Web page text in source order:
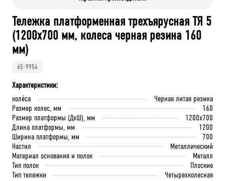
Тележка платформенная трехъярусная ТЯ 5
(1200x700 мм, колеса черная резина 160
мм)
65-9954
Характеристики:
колёса
Черная литая резина
Размер колес, мм
160
Размер платформы (ДхШ), мм
1200x700
Длина платформы, мм
1200
Ширина платформы, мм
700
Настил
Металлический
Материал основания и полок
Металл
Тип полок
Плоские
Тип тележки
Четырехколесная